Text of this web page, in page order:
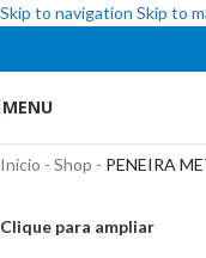
Skip to navigation Skip to
MENU
Início - Shop - PENEIRA
Clique para ampliar